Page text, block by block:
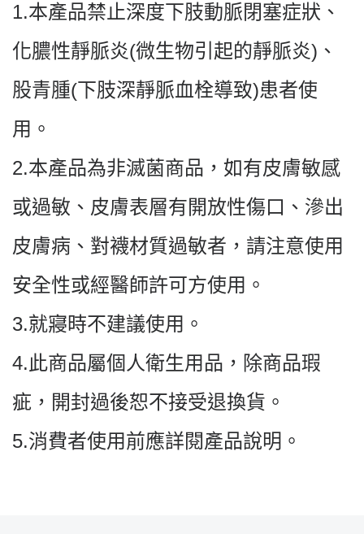
1.本產品禁止深度下肢動脈閉塞症狀、
化膿性靜脈炎(微生物引起的靜脈炎) 、
股青腫(下肢深靜脈血栓導致)患者使
用。
2.本產品為非滅菌商品，如有皮膚敏感
或過敏、皮膚表層有開放性傷口、滲出
皮膚病、對襪材質過敏者，請注意使用
安全性或經醫師許可方使用。
3.就寢時不建議使用。
4.此商品屬個人衛生用品，除商品瑕
疵，開封過後恕不接受退換貨。
5.消費者使用前應詳閱產品說明。